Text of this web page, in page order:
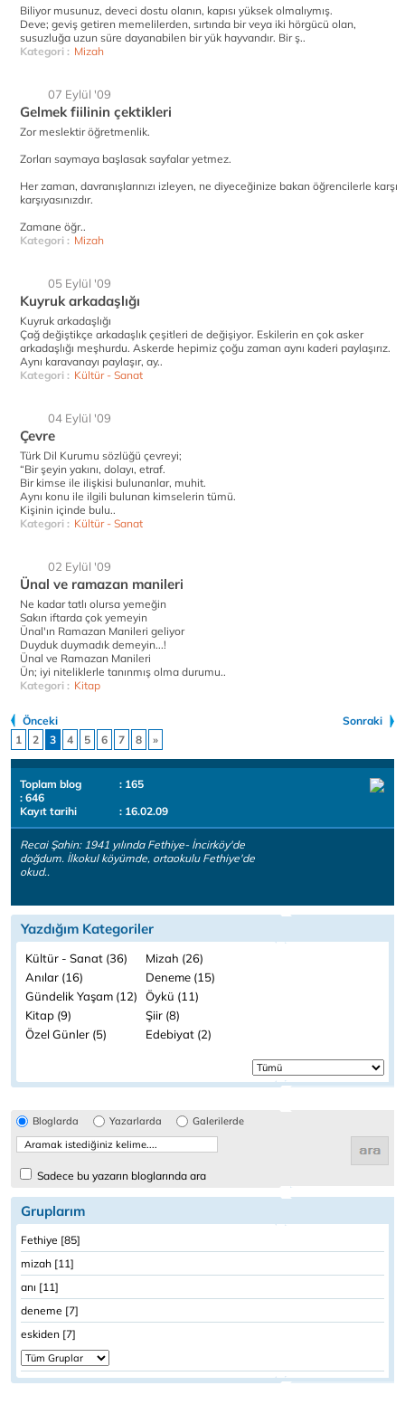
Biliyor musunuz, deveci dostu olanın, kapısı yüksek olmalıymış.
Deve; geviş getiren memelilerden, sırtında bir veya iki hörgücü olan,
susuzluğa uzun süre dayanabilen bir yük hayvandır. Bir ş..
Kategori : Mizah
07 Eylül '09
Gelmek fiilinin çektikleri
Zor meslektir öğretmenlik.
Zorları saymaya başlasak sayfalar yetmez.
Her zaman, davranışlarınızı izleyen, ne diyeceğinize bakan öğrencilerle karşı
karşıyasınızdır.
Zamane öğr..
Kategori : Mizah
05 Eylül '09
Kuyruk arkadaşlığı
Kuyruk arkadaşlığı
Çağ değiştikçe arkadaşlık çeşitleri de değişiyor. Eskilerin en çok asker
arkadaşlığı meşhurdu. Askerde hepimiz çoğu zaman aynı kaderi paylaşırız.
Aynı karavanayı paylaşır, ay..
Kategori : Kültür - Sanat
04 Eylül '09
Çevre
Türk Dil Kurumu sözlüğü çevreyi;
“Bir şeyin yakını, dolayı, etraf.
Bir kimse ile ilişkisi bulunanlar, muhit.
Aynı konu ile ilgili bulunan kimselerin tümü.
Kişinin içinde bulu..
Kategori : Kültür - Sanat
02 Eylül '09
Ünal ve ramazan manileri
Ne kadar tatlı olursa yemeğin
Sakın iftarda çok yemeyin
Ünal'ın Ramazan Manileri geliyor
Duyduk duymadık demeyin...!
Ünal ve Ramazan Manileri
Ün; iyi niteliklerle tanınmış olma durumu..
Kategori : Kitap
Önceki
Sonraki
1
2 3 4 5 6 7 8 »
Toplam blog
: 165
: 646
Kayıt tarihi
: 16.02.09
Recai Şahin: 1941 yılında Fethiye- İncirköy'de
doğdum. İlkokul köyümde, ortaokulu Fethiye'de
okud..
Yazdığım Kategoriler
Kültür - Sanat (36)
Mizah (26)
Anılar (16)
Deneme (15)
Gündelik Yaşam (12)
Öykü (11)
Kitap (9)
Şiir (8)
Özel Günler (5)
Edebiyat (2)
Bloglarda Yazarlarda Galerilerde
Sadece bu yazarın bloglarında ara
Gruplarım
Fethiye [85]
mizah [11]
anı [11]
deneme [7]
eskiden [7]